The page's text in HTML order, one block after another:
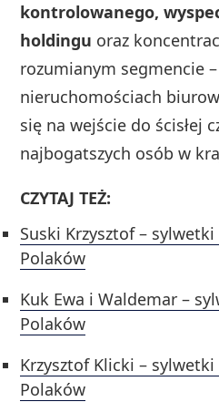
kontrolowanego,
holdingu oraz
rozumianym segmencie
nieruchomościach
się na wejście do ścisłej
najbogatszych osób w
CZYTAJ TEŻ:
Suski Krzysztof –
Polaków
Kuk Ewa i Waldemar –
Polaków
Krzysztof Klicki –
Polaków